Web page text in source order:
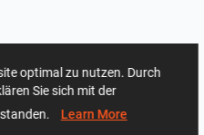
optimal zu nutzen. Durch
Sie sich mit der
Learn More